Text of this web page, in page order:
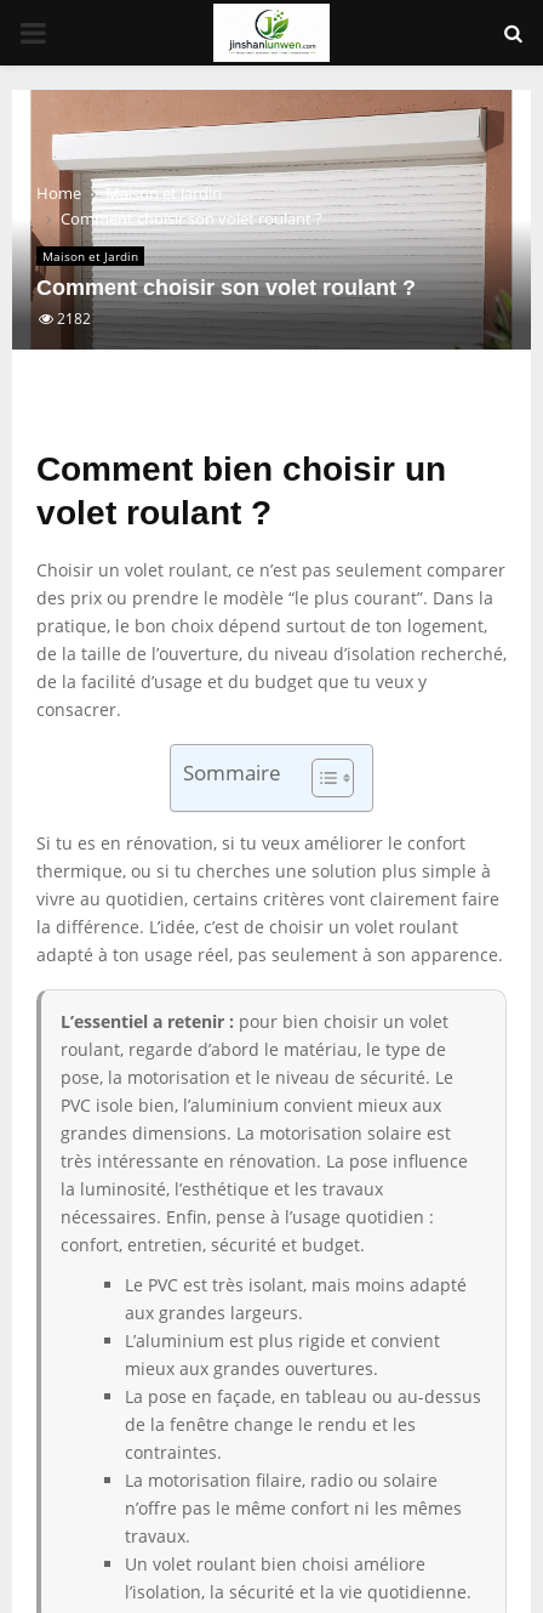
PRIMARY
MENU
Home
Maison et Jardin
Comment choisir son volet roulant ?
Maison et Jardin
Comment choisir son volet roulant ?
2182
Comment bien choisir un
volet roulant ?
Choisir un volet roulant, ce n’est pas seulement comparer
des prix ou prendre le modèle “le plus courant”. Dans la
pratique, le bon choix dépend surtout de ton logement,
de la taille de l’ouverture, du niveau d’isolation recherché,
de la facilité d’usage et du budget que tu veux y
consacrer.
Sommaire
Si tu es en rénovation, si tu veux améliorer le confort
thermique, ou si tu cherches une solution plus simple à
vivre au quotidien, certains critères vont clairement faire
la différence. L’idée, c’est de choisir un volet roulant
adapté à ton usage réel, pas seulement à son apparence.
L’essentiel a retenir : pour bien choisir un volet
roulant, regarde d’abord le matériau, le type de
pose, la motorisation et le niveau de sécurité. Le
PVC isole bien, l’aluminium convient mieux aux
grandes dimensions. La motorisation solaire est
très intéressante en rénovation. La pose influence
la luminosité, l’esthétique et les travaux
nécessaires. Enfin, pense à l’usage quotidien :
confort, entretien, sécurité et budget.
Le PVC est très isolant, mais moins adapté
aux grandes largeurs.
L’aluminium est plus rigide et convient
mieux aux grandes ouvertures.
La pose en façade, en tableau ou au-dessus
de la fenêtre change le rendu et les
contraintes.
La motorisation filaire, radio ou solaire
n’offre pas le même confort ni les mêmes
travaux.
Un volet roulant bien choisi améliore
l’isolation, la sécurité et la vie quotidienne.